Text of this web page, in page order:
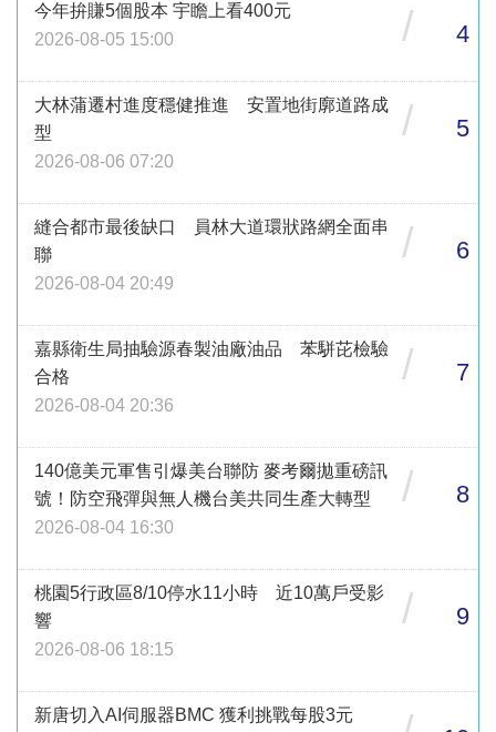
今年拚賺5個股本 宇瞻上看400元
2026-08-05 15:00
/ 4
大林蒲遷村進度穩健推進 安置地街廓道路成
型
2026-08-06 07:20
/ 5
縫合都市最後缺口 員林大道環狀路網全面串
聯
2026-08-04 20:49
/ 6
嘉縣衛生局抽驗源春製油廠油品 苯駢芘檢驗
合格
2026-08-04 20:36
/ 7
140億美元軍售引爆美台聯防 麥考爾拋重磅訊
號！防空飛彈與無人機台美共同生產大轉型
2026-08-04 16:30
/ 8
桃園5行政區8/10停水11小時 近10萬戶受影
響
2026-08-06 18:15
/ 9
新唐切入AI伺服器BMC 獲利挑戰每股3元